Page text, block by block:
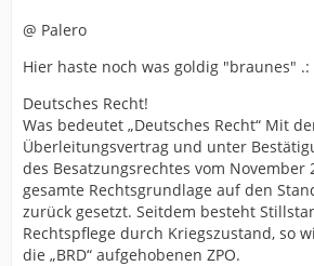
@ Palero
Hier haste noch was goldig "braunes" .:
Deutsches Recht!
Was bedeutet „Deutsches Recht“ Mit
Überleitungsvertrag und unter
des Besatzungsrechtes vom November
gesamte Rechtsgrundlage auf den
zurück gesetzt. Seitdem besteht
Rechtspflege durch Kriegszustand, so
die „BRD“ aufgehobenen ZPO.